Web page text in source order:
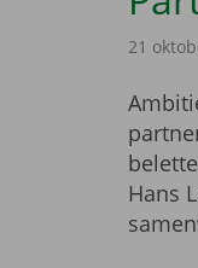
21
Hans